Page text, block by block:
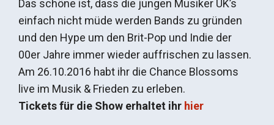
Das schöne ist, dass die jungen Musiker UK’s
einfach nicht müde werden Bands zu gründen
und den Hype um den Brit-Pop und Indie der
00er Jahre immer wieder auffrischen zu lassen.
Am 26.10.2016 habt ihr die Chance Blossoms
live im Musik & Frieden zu erleben.
Tickets für die Show erhaltet ihr hier